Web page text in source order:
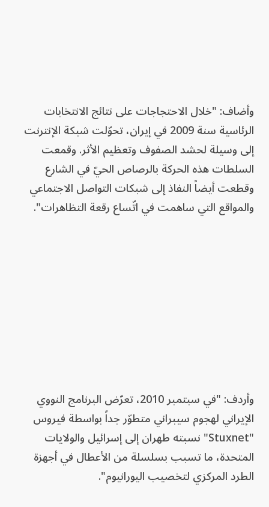
وأضاف: "خلال الاحتجاجات على نتائج الانتخابات
الرئاسية سنة 2009 في إيران، تحوّلت شبكة الإنترنت
إلى وسيلة لحشد الصفوف وتعظيم الأثر. وقمعت
السلطات هذه الحركة بالرصاص الحيّ في الشارع
وقطعت أيضاً النفاذ إلى شبكات التواصل الاجتماعي
والمواقع التي ساهمت في اتّساع رقعة التظاهرات".
وأردف: "في سبتمبر 2010، تعرّض البرنامج النووي
الإيراني لهجوم سيبراني متطوّر جداً بواسطة فيروس
"Stuxnet" نسبته طهران إلى إسرائيل والولايات
المتحدة، ما تسبب بسلسلة من الأعطال في أجهزة
الطرد المركزي لتخصيب اليورانيوم".